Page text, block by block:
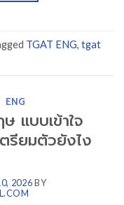
TGAT ENG, tgat
ENG
แบบเข้าใจ
รียมตัวยังไง
2026BY